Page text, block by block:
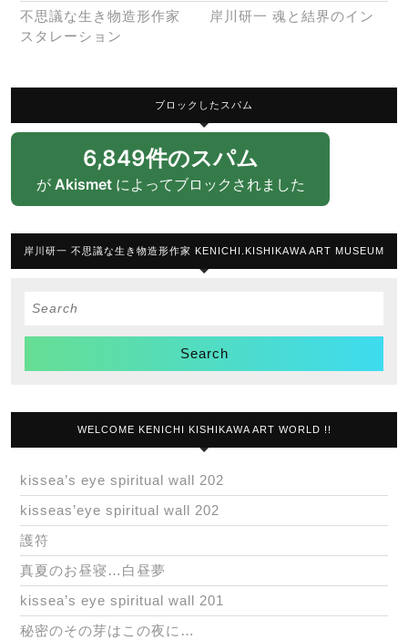
不思議な生き物造形作家 岸川研一 魂と結界のイン
スタレーション
ブロックしたスパム
6,849件のスパム
が Akismetによってブロックされました
岸川研一 不思議な生き物造形作家 KENICHI.KISHIKAWA ART MUSEUM
Search
WELCOME KENICHI KISHIKAWA ART WORLD !!
kissea’s eye spiritual wall 202
kisseas’eye spiritual wall 202
護符
真夏のお昼寝…白昼夢
kissea’s eye spiritual wall 201
秘密のその芽はこの夜に…